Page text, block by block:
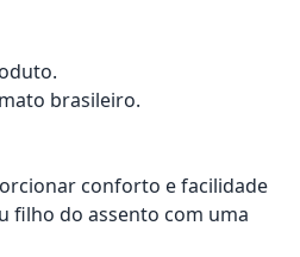
brasileiro.
conforto e facilidade
filho do assento com uma